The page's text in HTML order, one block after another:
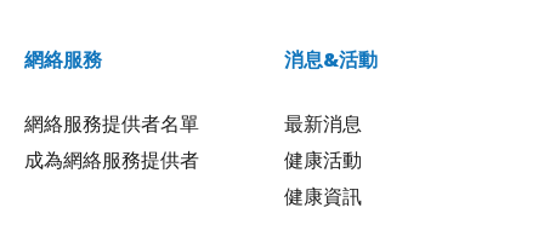
網絡服務
網絡服務提供者名單
成為網絡服務提供者
消息&活動
最新消息
健康活動
健康資訊